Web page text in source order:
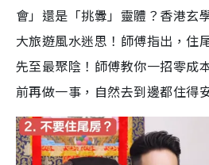
會」還是「挑釁」靈體？香港玄
大旅遊風水迷思！師傅指出，住
先至最聚陰！師傅教你一招零成
前再做一事，自然去到邊都住得